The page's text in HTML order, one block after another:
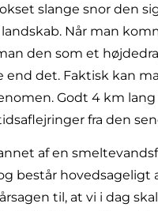
slange snor den
Når man
den som et
end det. Faktisk kan
Godt 4 km lang
fra den
af en
består hovedsageligt
til, at vi i dag